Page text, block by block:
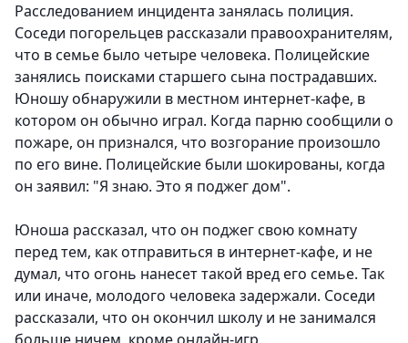
Расследованием инцидента занялась полиция.
Соседи погорельцев рассказали правоохранителям,
что в семье было четыре человека. Полицейские
занялись поисками старшего сына пострадавших.
Юношу обнаружили в местном интернет-кафе, в
котором он обычно играл. Когда парню сообщили о
пожаре, он признался, что возгорание произошло
по его вине. Полицейские были шокированы, когда
он заявил: "Я знаю. Это я поджег дом".
Юноша рассказал, что он поджег свою комнату
перед тем, как отправиться в интернет-кафе, и не
думал, что огонь нанесет такой вред его семье. Так
или иначе, молодого человека задержали. Соседи
рассказали, что он окончил школу и не занимался